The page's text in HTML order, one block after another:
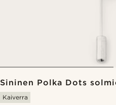
Sininen Polka Dots
Kaiverra